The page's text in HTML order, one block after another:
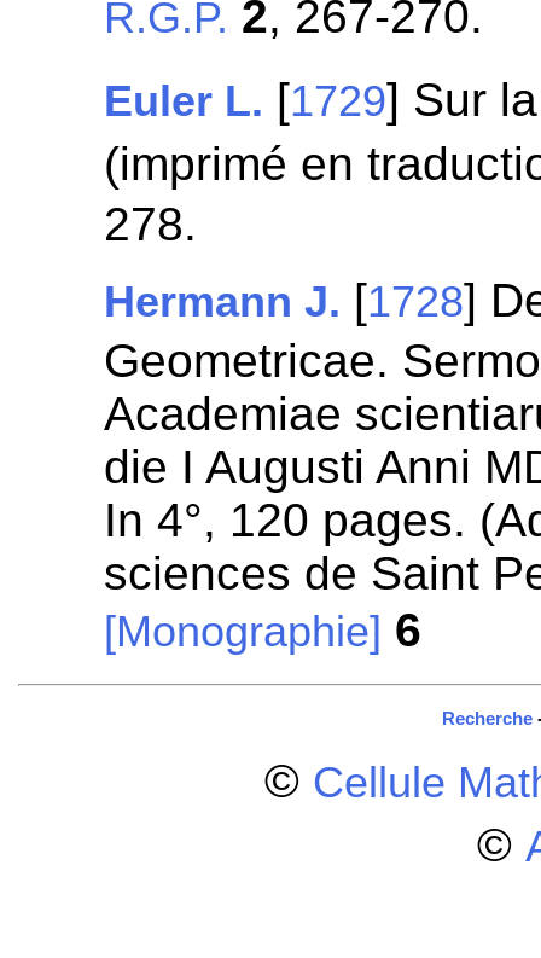
R.G.P. 2, 267-270.
Euler L. [1729] Sur
(imprimé en
278.
Hermann J. [1728]
Geometricae.
Academiae
die I Augusti Anni
In 4°, 120 pages.
sciences de Saint
[Monographie] 6
Recherche
© Cellule
©